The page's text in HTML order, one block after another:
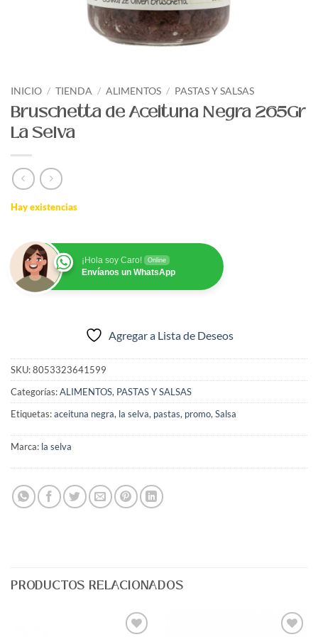
INICIO / TIENDA / ALIMENTOS / PASTAS Y SALSAS
Bruschetta de Aceituna Negra 265Gr
La Selva
Hay existencias
¡Hola soy Caro! Online
Envíanos un WhatsApp
Agregar a Lista de Deseos
SKU:8053323641599
Categorías:ALIMENTOS, PASTAS Y SALSAS
Etiquetas:aceituna negra, la selva, pastas, promo, Salsa
Marca: la selva
PRODUCTOS RELACIONADOS